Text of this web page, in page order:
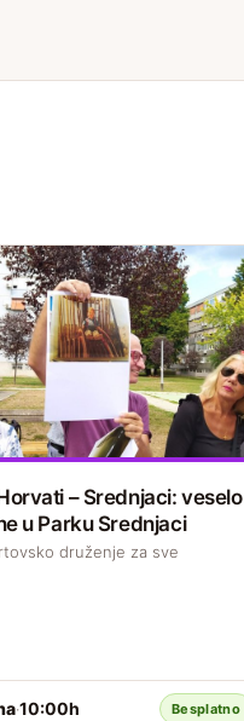
– Srednjaci: veselo
u Parku Srednjaci
druženje za sve
·10:00h Besplatno